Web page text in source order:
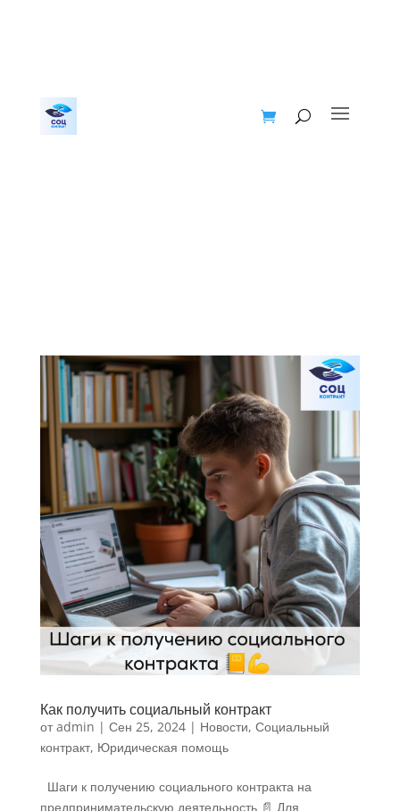
Как получить социальный контракт
отadmin | Сен 25, 2024| Новости, Социальный
контракт, Юридическая помощь
Шаги к получению социального контракта на
предпринимательскую деятельность 📄 Для